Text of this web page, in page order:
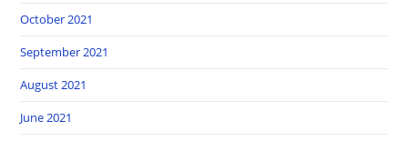
October 2021
September 2021
August 2021
June 2021